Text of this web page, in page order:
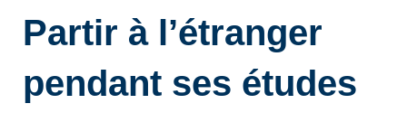
Partir à l’étranger
pendant ses études